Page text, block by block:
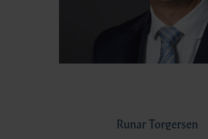
Runar Torgersen